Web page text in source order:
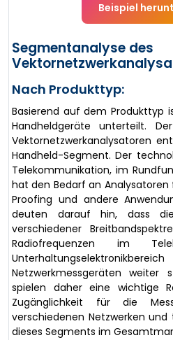
Beispiel
Segmentanalyse des
Nach Produkttyp:
Basierend auf dem Produkttyp
Handheldgeräte unterteilt.
Vektornetzwerkanalysatoren
Handheld-Segment. Der
Telekommunikation, im
hat den Bedarf an
Proofing und andere
deuten darauf hin, dass
verschiedener
Radiofrequenzen im
Netzwerkmessgeräten weiter
spielen daher eine wichtige
Zugänglichkeit für die
verschiedenen Netzwerken
dieses Segments im